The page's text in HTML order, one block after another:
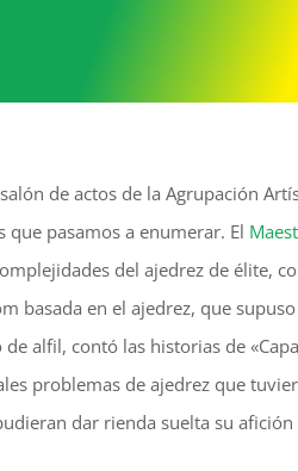
de actos de la Agrupación
pasamos a enumerar. El
del ajedrez de élite,
basada en el ajedrez, que
alfil, contó las historias de
problemas de ajedrez que
dar rienda suelta su